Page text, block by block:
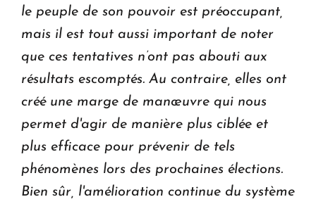
le peuple de son pouvoir est préoccupant,
mais il est tout aussi important de noter
que ces tentatives n’ont pas abouti aux
résultats escomptés. Au contraire, elles ont
créé une marge de manœuvre qui nous
permet d'agir de manière plus ciblée et
plus efficace pour prévenir de tels
phénomènes lors des prochaines élections.
Bien sûr, l'amélioration continue du système